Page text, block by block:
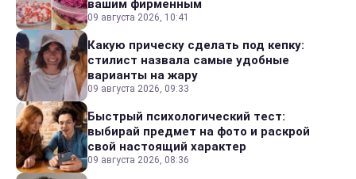
вашим фирменным
09 августа 2026, 10:41
Какую прическу сделать под кепку:
стилист назвала самые удобные
варианты на жару
09 августа 2026, 09:33
Быстрый психологический тест:
выбирай предмет на фото и раскрой
свой настоящий характер
09 августа 2026, 08:36